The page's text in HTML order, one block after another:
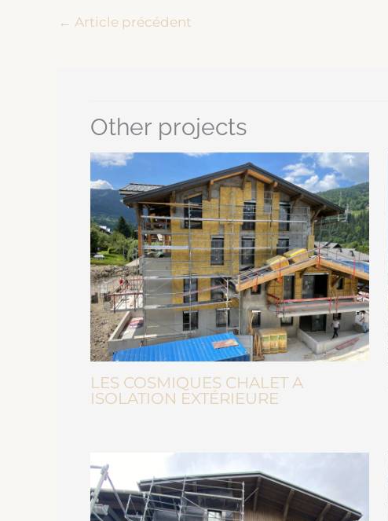
← Article précédent
Other projects
LES COSMIQUES CHALET A
ISOLATION EXTÉRIEURE